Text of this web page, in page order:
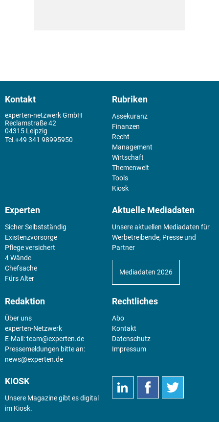
Kontakt
experten-netzwerk GmbH
Reclamstraße 42
04315 Leipzig
+49 341 98995950
Rubriken
Assekuranz
Finanzen
Recht
Management
Wirtschaft
Themenwelt
Tools
Kiosk
Experten
Sicher Selbstständig
Existenz­vorsorge
Pflege versichert
4 Wände
Chefsache
Fürs Alter
Aktuelle Mediadaten
Unsere aktuellen Mediadaten für
Werbetreibende, Presse und
Partner
Mediadaten 2026
Redaktion
Über uns
experten-Netzwerk
E-Mail:team@experten.de
Pressemeldungen bitte an:
news@experten.de
Rechtliches
Abo
Kontakt
Datenschutz
Impressum
KIOSK
Unsere Magazine gibt es digital
im Kiosk.